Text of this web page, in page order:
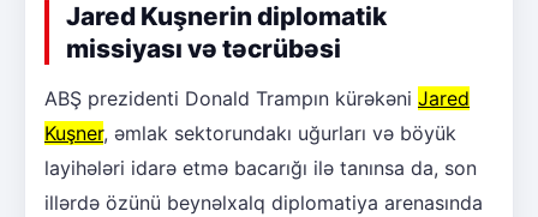
Jared Kuşnerin diplomatik
missiyası və təcrübəsi
ABŞ prezidenti Donald Trampın kürəkəni Jared
Kuşner, əmlak sektorundakı uğurları və böyük
layihələri idarə etmə bacarığı ilə tanınsa da, son
illərdə özünü beynəlxalq diplomatiya arenasında